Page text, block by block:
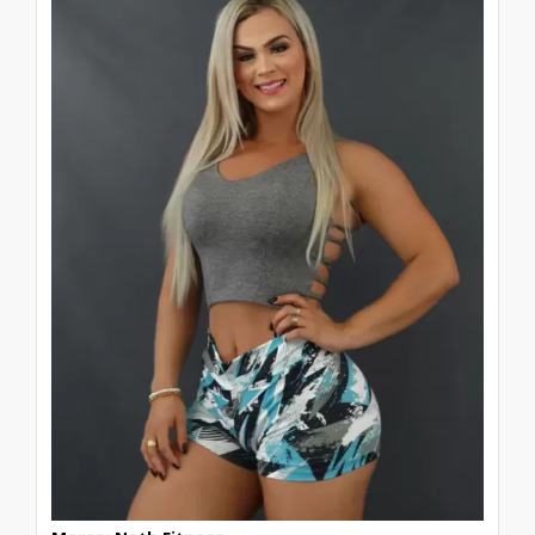
músculos, evitando cãibras, estiramentos e
inflamações. As meias até o joelho sobre a
legging, viraram febre. Mas, meninas acima
do peso ou com as pernas e panturrilhas
grossas devem evitar, principalmente a
branca e as estampadas, que aumentam o
volume e as deixam mais baixinhas. Já as
meias curtas encurtam as pernas, por isso,
as baixinhas devem passar longe delas.
Quem tem as pernas mais malhadas e
sequinhas podem usar e abusar das meias
de vários tipos e cores. O importante é
malhar com a roupa que seja confortável e
que não deixe de estar na moda.